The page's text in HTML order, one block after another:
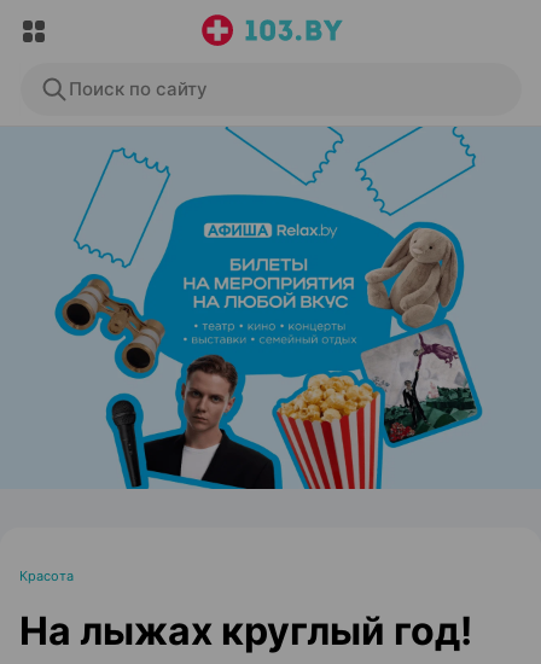
Поиск по сайту
ЭФФЕКТИВНАЯ РЕКЛАМА НА САЙТЕ
Красота
На лыжах круглый год!